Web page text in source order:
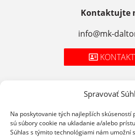
Spravovať
Na poskytovanie tých najlepších
sú súbory cookie na ukladanie a/alebo
Súhlas s týmito technológiami nám umožní
Kontaktujte
info@mk-
Cookies